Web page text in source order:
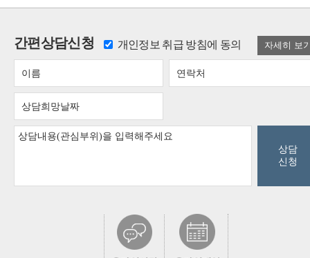
간편상담신청 개인정보 취급 방침에 동의
상담
신청